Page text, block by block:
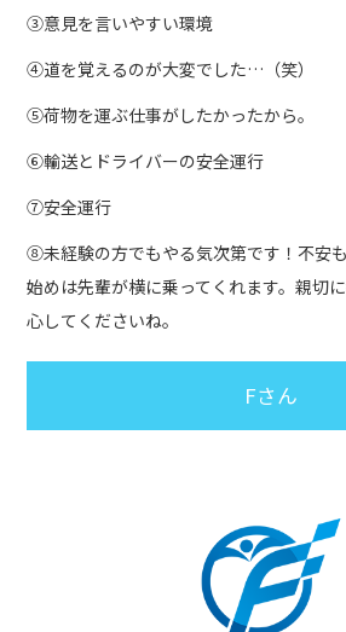
③意見を言いやすい環境
④道を覚えるのが大変でした…（笑）
⑤荷物を運ぶ仕事がしたかったから。
⑥輸送とドライバーの安全運行
⑦安全運行
⑧未経験の方でもやる気次第です！不安
始めは先輩が横に乗ってくれます。親切
心してくださいね。
Fさん